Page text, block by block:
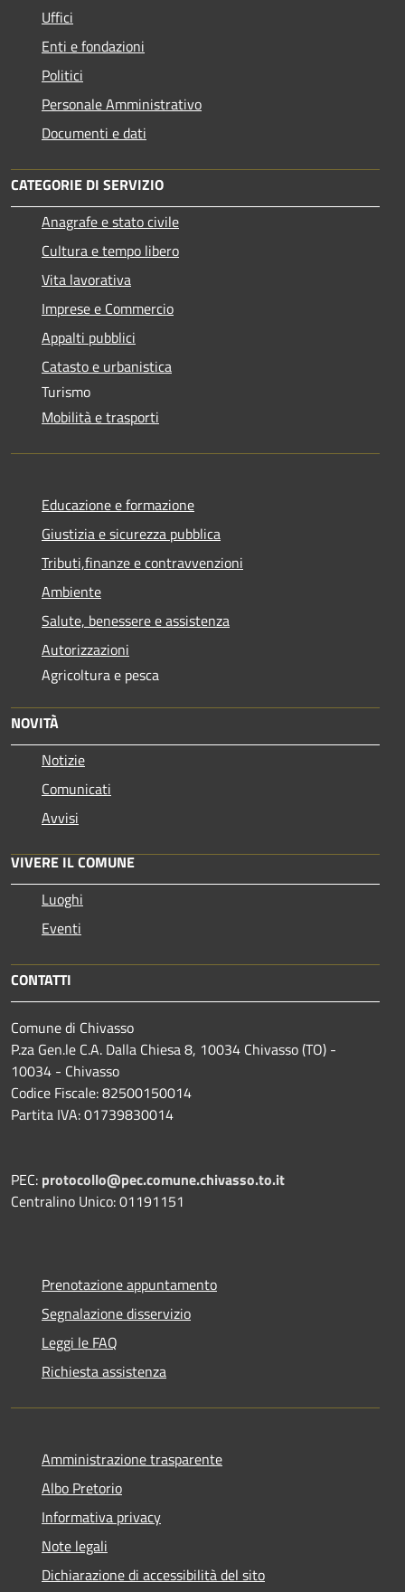
Uffici
Enti e fondazioni
Politici
Personale Amministrativo
Documenti e dati
CATEGORIE DI SERVIZIO
Anagrafe e stato civile
Cultura e tempo libero
Vita lavorativa
Imprese e Commercio
Appalti pubblici
Catasto e urbanistica
Turismo
Mobilità e trasporti
Educazione e formazione
Giustizia e sicurezza pubblica
Tributi,finanze e contravvenzioni
Ambiente
Salute, benessere e assistenza
Autorizzazioni
Agricoltura e pesca
NOVITÀ
Notizie
Comunicati
Avvisi
VIVERE IL COMUNE
Luoghi
Eventi
CONTATTI
Comune di Chivasso
P.za Gen.le C.A. Dalla Chiesa 8, 10034 Chivasso (TO) -
10034 - Chivasso
Codice Fiscale: 82500150014
Partita IVA: 01739830014
PEC: protocollo@pec.comune.chivasso.to.it
Centralino Unico: 01191151
Prenotazione appuntamento
Segnalazione disservizio
Leggi le FAQ
Richiesta assistenza
Amministrazione trasparente
Albo Pretorio
Informativa privacy
Note legali
Dichiarazione di accessibilità del sito